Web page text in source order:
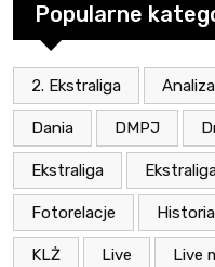
Popularne
2. Ekstraliga Analiza
Dania DMPJ
Ekstraliga
Fotorelacje Historia
KLŻ Live Live